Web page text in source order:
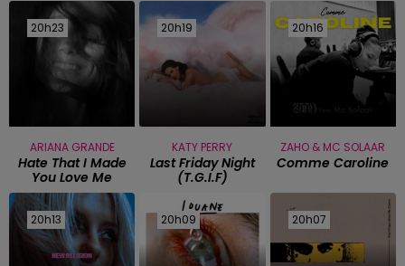
20h23
20h23
ARIANA GRANDE
Hate That I Made
You Love Me
20h19
20h19
KATY PERRY
Last Friday Night
(t.g.i.f)
20h16
20h16
ZAHO & MC SOLAAR
Comme Caroline
20h13
20h13 20h09
20h09 20h07
20h07